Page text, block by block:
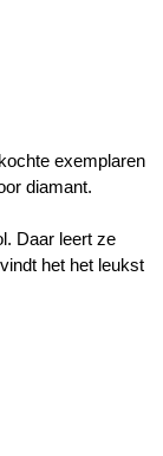
exemplaren
diamant.
Daar leert ze
het het leukst